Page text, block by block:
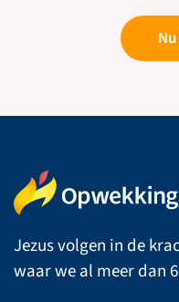
Jezus volgen in de
waar we al meer dan